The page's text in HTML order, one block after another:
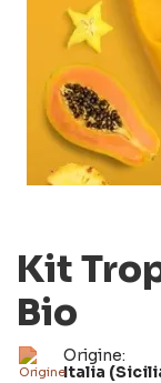
Kit
Bio
Origine:
Italia